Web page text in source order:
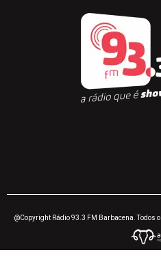
@Copyright Rádio 93.3 FM Barbacena. Todos